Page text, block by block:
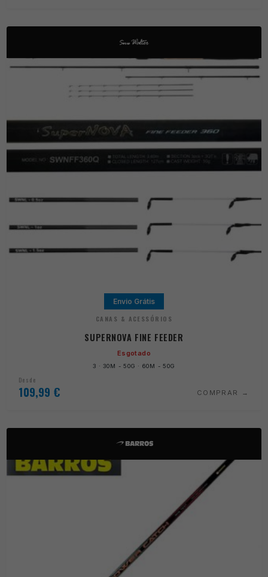
Envio Grátis
CANAS & ACESSÓRIOS
SUPERNOVA FINE FEEDER
Esgotado
3 · 30M - 50G · 60M - 50G
Desde
109,99 € COMPRAR